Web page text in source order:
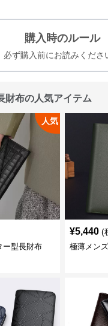
購入時のルール
必ず購入前にお読みくださ
財布の人気アイテム
人気
ー型長財布
¥5,440 (
極薄メン